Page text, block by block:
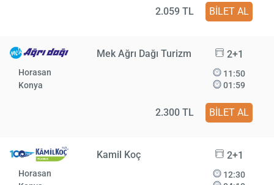
2.059 TL BİLET AL
Mek Ağrı Dağı Turizm 2+1
Horasan
Konya
11:50
01:59
2.300 TL BİLET AL
Kamil Koç 2+1
Horasan
12:30